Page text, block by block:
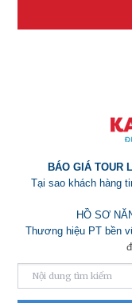
BÁO GIÁ TOUR
Tại sao khách hàng
HỒ SƠ
Thương hiệu PT bền